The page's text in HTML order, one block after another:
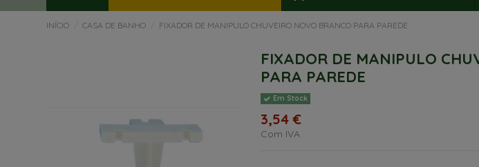
INÍCIO CASA DE BANHO FIXADOR DE MANIPULO CHUVEIRO NOVO BRANCO PARA PAREDE
FIXADOR DE MANIPULO
PARA PAREDE
Em Stock
3,54 €
Com IVA